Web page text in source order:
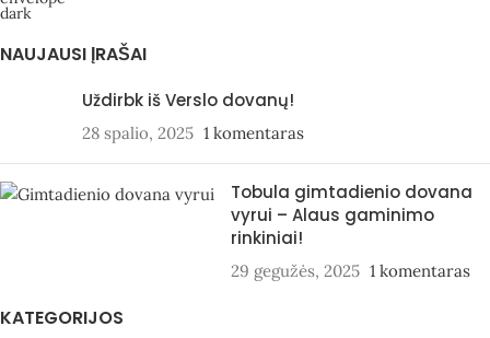
NAUJAUSI ĮRAŠAI
Uždirbk iš Verslo dovanų!
28 spalio, 2025 1 komentaras
Tobula gimtadienio dovana
vyrui – Alaus gaminimo
rinkiniai!
29 gegužės, 2025 1 komentaras
KATEGORIJOS